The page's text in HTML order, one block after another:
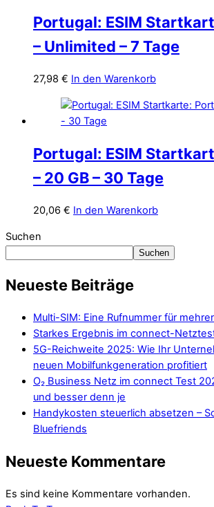
Portugal: ESIM
– Unlimited – 7 Tage
27,98 € In den Warenkorb
Portugal: ESIM
– 20 GB – 30 Tage
20,06 € In den Warenkorb
Suchen
Suchen
Neueste Beiträge
Multi-SIM: Eine Rufnummer für
Starkes Ergebnis im connect-
5G-Reichweite 2025: Wie Ihr
neuen Mobilfunkgeneration profitiert
O₂ Business Netz im connect Test
und besser denn je
Handykosten steuerlich absetzen –
Bluefriends
Neueste Kommentare
Es sind keine Kommentare vorhanden.